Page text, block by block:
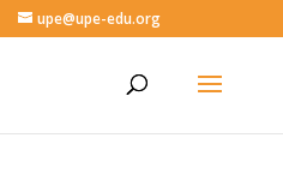
upe@upe-edu.org